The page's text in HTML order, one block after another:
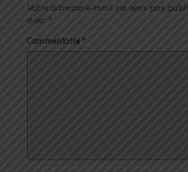
Votre adresse e-mail ne sera pas
avec *
Commentaire *